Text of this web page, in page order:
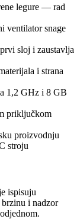
legure — rad
ventilator snage
sloj i zaustavlja
i strana
1,2 GHz i 8 GB
priključkom
proizvodnju
stroju
ispisuju
i nadzor